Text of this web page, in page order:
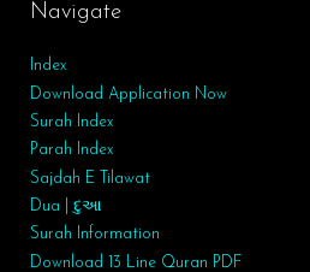
Navigate
Index
Download Application Now
Surah Index
Parah Index
Sajdah E Tilawat
Dua | દુઆ
Surah Information
Download 13 Line Quran PDF